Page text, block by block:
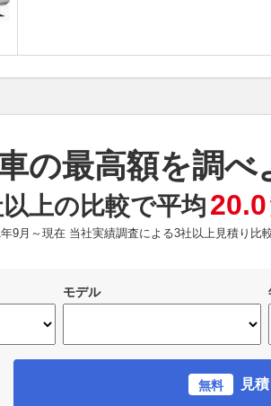
の最高額を調べ
上の比較で平均20.0
9月～現在 当社実績調査による3社以上見積り比
モデル
無料 見